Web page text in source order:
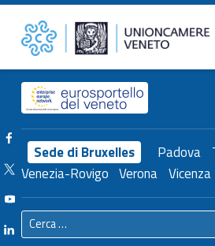
Excelsior informa: Bolettino III trimestre 2013 – Unioncamere del Veneto
Header info sidebar
Sede di Bruxelles Padova
Venezia-Rovigo Verona Vicenza
Facebook Unioncamere Veneto
Twitter Unioncamere Veneto
Youtube Unioncamere Veneto
Linkedin Unioncamere Veneto
Ricerca per: